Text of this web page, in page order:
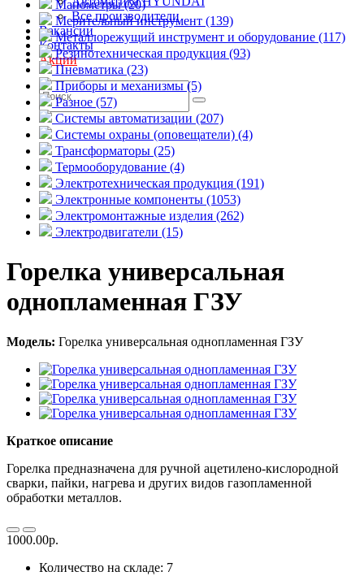
Все производители
Вакансии
Контакты
Акции
Манометры (20)
Мерительный инструмент (139)
Металлорежущий инструмент и оборудование (117)
Резинотехническая продукция (93)
Пневматика (23)
Приборы и механизмы (5)
Разное (57)
Системы автоматизации (207)
Системы охраны (оповещатели) (4)
Трансформаторы (25)
Термооборудование (4)
Электротехническая продукция (191)
Электронные компоненты (1053)
Электромонтажные изделия (262)
Электродвигатели (15)
Горелка универсальная
однопламенная ГЗУ
Модель: Горелка универсальная однопламенная ГЗУ
Краткое описание
Горелка предназначена для ручной ацетилено-кислородной
сварки, пайки, нагрева и других видов газопламенной
обработки металлов.
1000.00р.
Количество на складе: 7